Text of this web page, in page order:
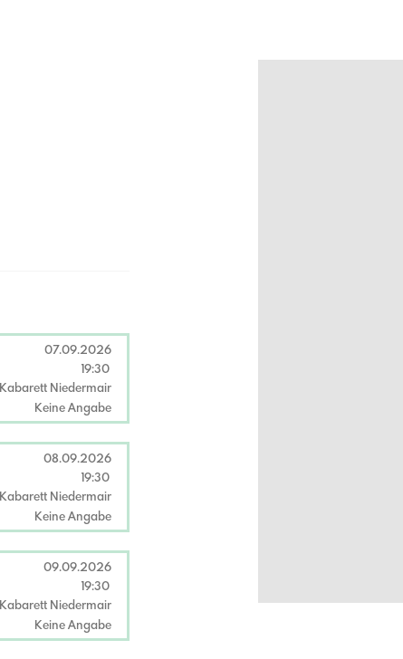
07.09.2026
19:30
Kabarett Niedermair
Keine Angabe
08.09.2026
19:30
Kabarett Niedermair
Keine Angabe
09.09.2026
19:30
Kabarett Niedermair
Keine Angabe